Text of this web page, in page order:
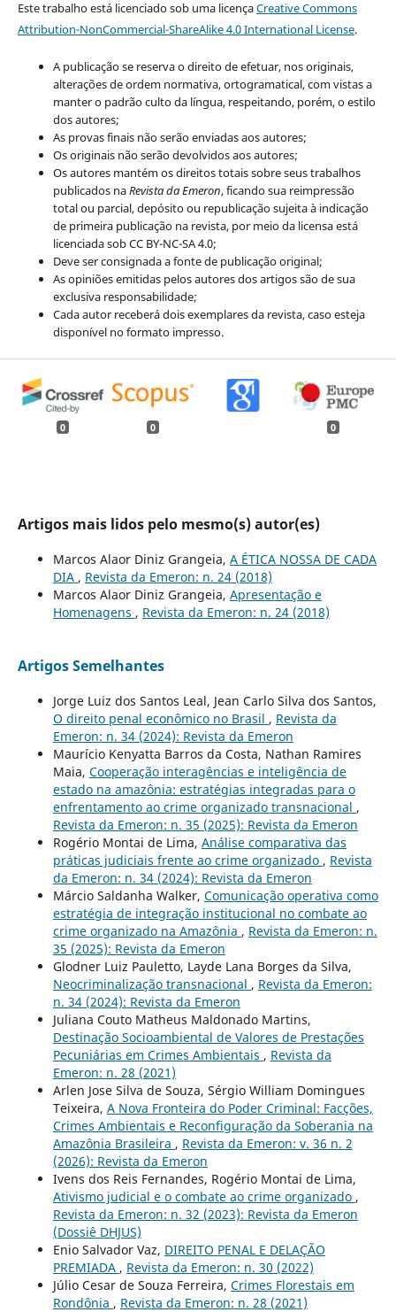
Este trabalho está licenciado sob uma licençaCreative Commons
Attribution-NonCommercial-ShareAlike 4.0 International License.
A publicação se reserva o direito de efetuar, nos originais,
alterações de ordem normativa, ortogramatical, com vistas a
manter o padrão culto da língua, respeitando, porém, o estilo
dos autores;
As provas finais não serão enviadas aos autores;
Os originais não serão devolvidos aos autores;
Os autores mantém os direitos totais sobre seus trabalhos
publicados naRevista da Emeron, ficando sua reimpressão
total ou parcial, depósito ou republicação sujeita à indicação
de primeira publicação na revista, por meio da licensa está
licenciada sob CC BY-NC-SA 4.0;
Deve ser consignada a fonte de publicação original;
As opiniões emitidas pelos autores dos artigos são de sua
exclusiva responsabilidade;
Cada autor receberá dois exemplares da revista, caso esteja
disponível no formato impresso.
0 0 0
Artigos mais lidos pelo mesmo(s) autor(es)
Marcos Alaor Diniz Grangeia, A ÉTICA NOSSA DE CADA
DIA , Revista da Emeron: n. 24 (2018)
Marcos Alaor Diniz Grangeia, Apresentação e
Homenagens , Revista da Emeron: n. 24 (2018)
Artigos Semelhantes
Jorge Luiz dos Santos Leal, Jean Carlo Silva dos Santos,
O direito penal econômico no Brasil , Revista da
Emeron: n. 34 (2024): Revista da Emeron
Maurício Kenyatta Barros da Costa, Nathan Ramires
Maia, Cooperação interagências e inteligência de
estado na amazônia: estratégias integradas para o
enfrentamento ao crime organizado transnacional ,
Revista da Emeron: n. 35 (2025): Revista da Emeron
Rogério Montai de Lima, Análise comparativa das
práticas judiciais frente ao crime organizado , Revista
da Emeron: n. 34 (2024): Revista da Emeron
Márcio Saldanha Walker, Comunicação operativa como
estratégia de integração institucional no combate ao
crime organizado na Amazônia , Revista da Emeron: n.
35 (2025): Revista da Emeron
Glodner Luiz Pauletto, Layde Lana Borges da Silva,
Neocriminalização transnacional , Revista da Emeron:
n. 34 (2024): Revista da Emeron
Juliana Couto Matheus Maldonado Martins,
Destinação Socioambiental de Valores de Prestações
Pecuniárias em Crimes Ambientais , Revista da
Emeron: n. 28 (2021)
Arlen Jose Silva de Souza, Sérgio William Domingues
Teixeira, A Nova Fronteira do Poder Criminal: Facções,
Crimes Ambientais e Reconfiguração da Soberania na
Amazônia Brasileira , Revista da Emeron: v. 36 n. 2
(2026): Revista da Emeron
Ivens dos Reis Fernandes, Rogério Montai de Lima,
Ativismo judicial e o combate ao crime organizado ,
Revista da Emeron: n. 32 (2023): Revista da Emeron
(Dossiê DHJUS)
Enio Salvador Vaz, DIREITO PENAL E DELAÇÃO
PREMIADA , Revista da Emeron: n. 30 (2022)
Júlio Cesar de Souza Ferreira, Crimes Florestais em
Rondônia , Revista da Emeron: n. 28 (2021)